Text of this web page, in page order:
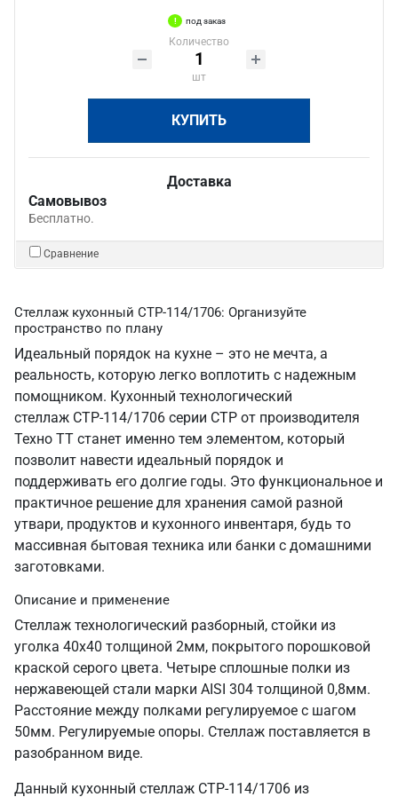
под заказ
Количество
шт
КУПИТЬ
Доставка
Самовывоз
Бесплатно.
Сравнение
Стеллаж кухонный СТР-114/1706: Организуйте
пространство по плану
Идеальный порядок на кухне – это не мечта, а
реальность, которую легко воплотить с надежным
помощником. Кухонный технологический
стеллаж СТР-114/1706 серии СТР от производителя
Техно ТТ станет именно тем элементом, который
позволит навести идеальный порядок и
поддерживать его долгие годы. Это функциональное и
практичное решение для хранения самой разной
утвари, продуктов и кухонного инвентаря, будь то
массивная бытовая техника или банки с домашними
заготовками.
Описание и применение
Стеллаж технологический разборный, стойки из
уголка 40х40 толщиной 2мм, покрытого порошковой
краской серого цвета. Четыре сплошные полки из
нержавеющей стали марки AISI 304 толщиной 0,8мм.
Расстояние между полками регулируемое с шагом
50мм. Регулируемые опоры. Стеллаж поставляется в
разобранном виде.
Данный кухонный стеллаж СТР-114/1706 из